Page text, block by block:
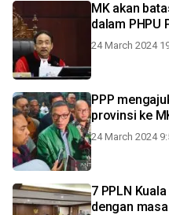
MK akan
dalam PHPU
24 March 2024
PPP
provinsi ke
24 March 2024
7 PPLN
dengan